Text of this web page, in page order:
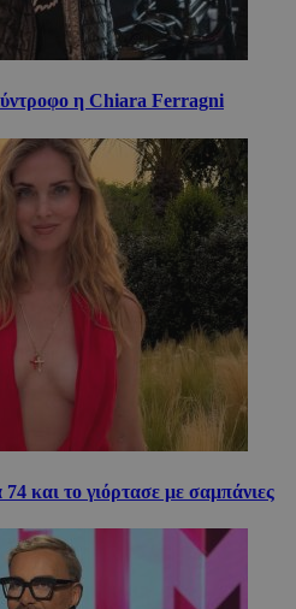
η Chiara Ferragni
και το γιόρτασε με σαμπάνιες